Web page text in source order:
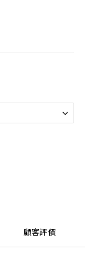
顧客評價